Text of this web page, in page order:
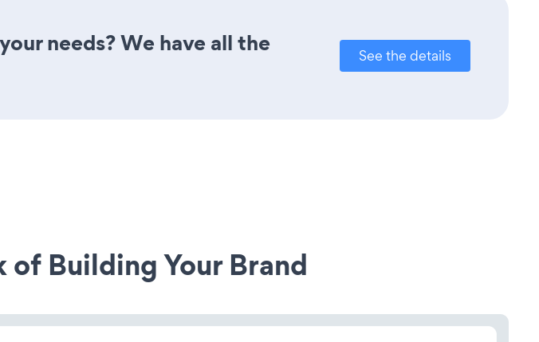
needs? We have all the
See the details
of Building Your Brand